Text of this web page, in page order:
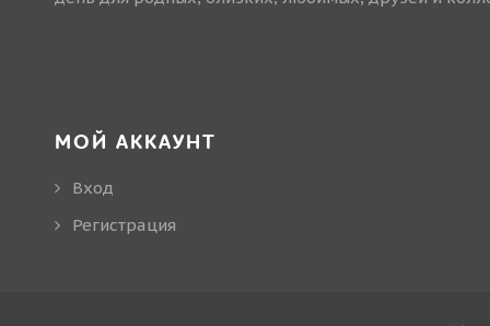
МОЙ АККАУНТ
Вход
Регистрация